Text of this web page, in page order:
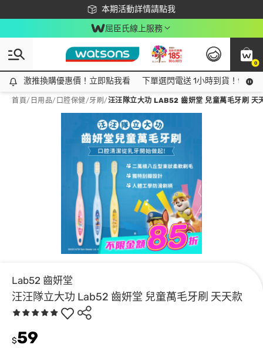
本期活動詳情請點我
下載app最高回饋$350
屈臣氏線上服務
0
激推換購優惠價！立即點我看
激推換購優惠價！立即點我看 下單選閃電送 1小時到貨！領神
首頁/ 日用品/ 口腔保健/牙刷 /汪汪隊立大功 LAB52 齒妍堂 兒童萬毛牙刷 天
Lab52 齒妍堂
汪汪隊立大功 Lab52 齒妍堂 兒童萬毛牙刷 天天款
$59